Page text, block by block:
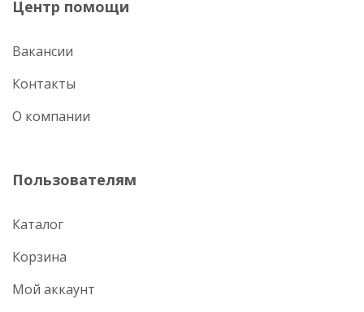
Центр помощи
Вакансии
Контакты
О компании
Пользователям
Каталог
Корзина
Мой аккаунт